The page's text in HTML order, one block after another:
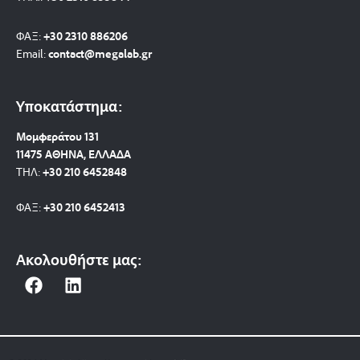
ΦΑΞ:+30 2310 886206
Email:contact@megalab.gr
Υποκατάστημα:
Μομφεράτου 131
11475 ΑΘΗΝΑ, ΕΛΛΑΔΑ
ΤΗΛ:+30 210 6452848
ΦΑΞ:+30 210 6452413
Ακολουθήστε μας:
F
e
L
k